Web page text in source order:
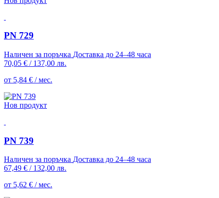
PN 729
Наличен за поръчка Доставка до 24–48 часа
70,05 € / 137,00 лв.
от 5,84 € / мес.
Нов продукт
PN 739
Наличен за поръчка Доставка до 24–48 часа
67,49 € / 132,00 лв.
от 5,62 € / мес.